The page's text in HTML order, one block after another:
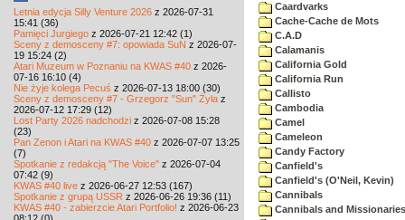
Letnia edycja Silly Venture 2026 z 2026-07-31
15:41 (36)
Pamięci Jurgiego z 2026-07-21 12:42 (1)
Sceny z demosceny #7: opowiada SuN z 2026-07-
19 15:24 (2)
Atari Muzeum w Poznaniu na KWAS #40 z 2026-
07-16 16:10 (4)
Nie żyje kolega Pecuś z 2026-07-13 18:00 (30)
Sceny z demosceny #7 - Grzegorz "Sun" Żyła z
2026-07-12 17:29 (12)
Lost Party 2026 nadchodzi z 2026-07-08 15:28
(23)
Pan Zenon i Atari na KWAS #40 z 2026-07-07 13:25
(7)
Spotkanie z redakcją "The Voice" z 2026-07-04
07:42 (9)
KWAS #40 live z 2026-06-27 12:53 (167)
Spotkanie z grupą USSR z 2026-06-26 19:36 (11)
KWAS #40 - zabierzcie Atari Portfolio! z 2026-06-23
Caardvarks
Cache-Cache de Mots
C.A.D
Calamanis
California Gold
California Run
Callisto
Cambodia
Camel
Cameleon
Candy Factory
Canfield's
Canfield's (O'Neil, Kevin)
Cannibals
Cannibals and Missionaries